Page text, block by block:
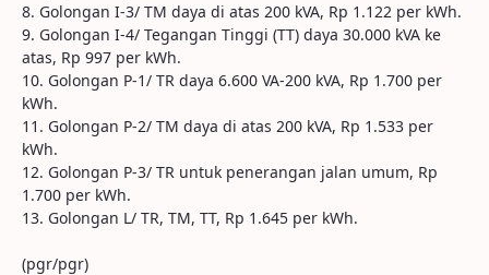
8. Golongan I-3/ TM daya di atas 200 kVA, Rp 1.122 per kWh.
9. Golongan I-4/ Tegangan Tinggi (TT) daya 30.000 kVA ke
atas, Rp 997 per kWh.
10. Golongan P-1/ TR daya 6.600 VA-200 kVA, Rp 1.700 per
kWh.
11. Golongan P-2/ TM daya di atas 200 kVA, Rp 1.533 per
kWh.
12. Golongan P-3/ TR untuk penerangan jalan umum, Rp
1.700 per kWh.
13. Golongan L/ TR, TM, TT, Rp 1.645 per kWh.
(pgr/pgr)